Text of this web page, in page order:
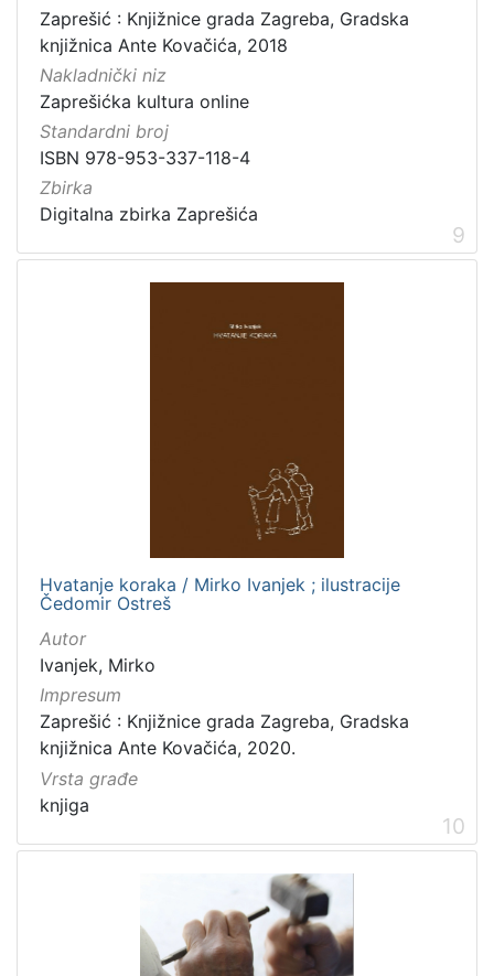
Zaprešić : Knjižnice grada Zagreba, Gradska
knjižnica Ante Kovačića, 2018
Nakladnički niz
Zaprešićka kultura online
Standardni broj
ISBN 978-953-337-118-4
Zbirka
Digitalna zbirka Zaprešića
9
Hvatanje koraka / Mirko Ivanjek ; ilustracije
Čedomir Ostreš
Autor
Ivanjek, Mirko
Impresum
Zaprešić : Knjižnice grada Zagreba, Gradska
knjižnica Ante Kovačića, 2020.
Vrsta građe
knjiga
10